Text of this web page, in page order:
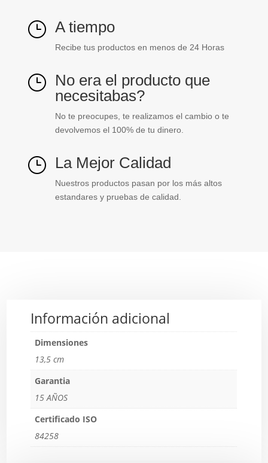
} A tiempo
Recibe tus productos en menos de 24 Horas
} No era el producto que
necesitabas?
No te preocupes, te realizamos el cambio o te
devolvemos el 100% de tu dinero.
} La Mejor Calidad
Nuestros productos pasan por los más altos
estandares y pruebas de calidad.
Información adicional
Dimensiones
13,5 cm
Garantia
15 AÑOS
Certificado ISO
84258